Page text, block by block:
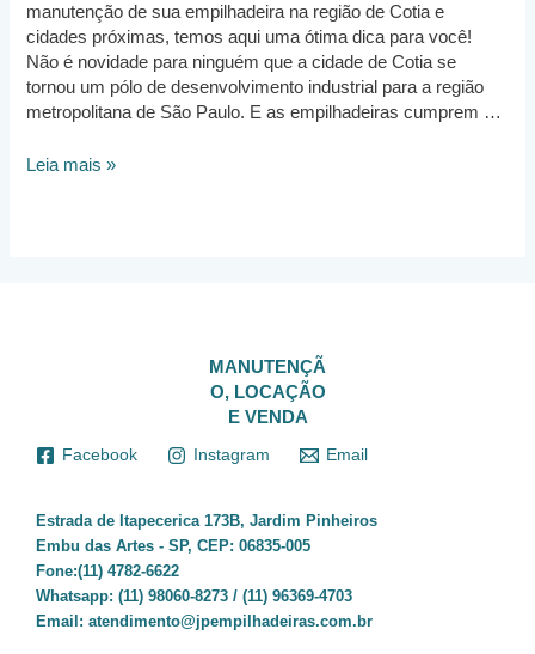
manutenção de sua empilhadeira na região de Cotia e
cidades próximas, temos aqui uma ótima dica para você!
Não é novidade para ninguém que a cidade de Cotia se
tornou um pólo de desenvolvimento industrial para a região
metropolitana de São Paulo. E as empilhadeiras cumprem …
Manutenção
Leia mais »
MANUTENÇÃ
O, LOCAÇÃO
E VENDA
Facebook Instagram Email
Estrada de Itapecerica 173B, Jardim Pinheiros
Embu das Artes - SP, CEP: 06835-005
Fone:(11) 4782-6622
Whatsapp: (11) 98060-8273 / (11) 96369-4703
Email: atendimento@jpempilhadeiras.com.br